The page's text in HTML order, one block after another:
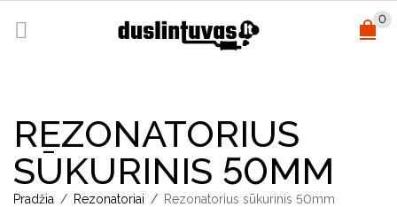
0
REZONATORIUS
SŪKURINIS 50MM
Pradžia / Rezonatoriai / Rezonatorius sūkurinis 50mm